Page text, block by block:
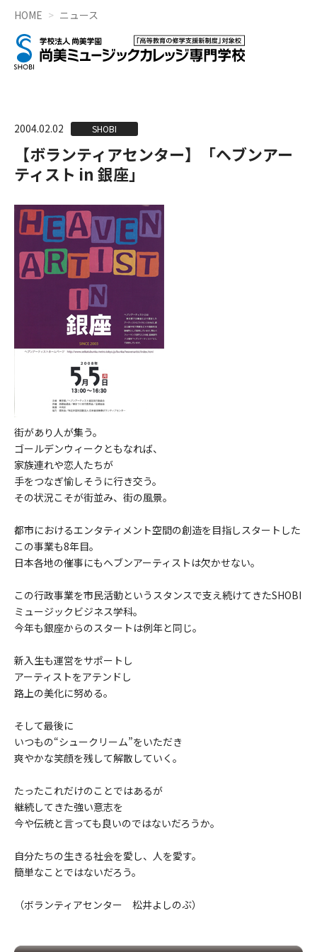
HOME ニュース
2004.02.02 SHOBI
【ボランティアセンター】「ヘブンアー
ティスト in 銀座」
街があり人が集う。
ゴールデンウィークともなれば、
家族連れや恋人たちが
手をつなぎ愉しそうに行き交う。
その状況こそが街並み、街の風景。
都市におけるエンタティメント空間の創造を目指しスタートした
この事業も8年目。
日本各地の催事にもヘブンアーティストは欠かせない。
この行政事業を市民活動というスタンスで支え続けてきたSHOBI
ミュージックビジネス学科。
今年も銀座からのスタートは例年と同じ。
新入生も運営をサポートし
アーティストをアテンドし
路上の美化に努める。
そして最後に
いつもの“シュークリーム”をいただき
爽やかな笑顔を残して解散していく。
たったこれだけのことではあるが
継続してきた強い意志を
今や伝統と言っても良いのではないだろうか。
自分たちの生きる社会を愛し、人を愛す。
簡単なことではないだろう。
（ボランティアセンター 松井よしのぶ）